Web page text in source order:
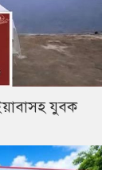
যুবক